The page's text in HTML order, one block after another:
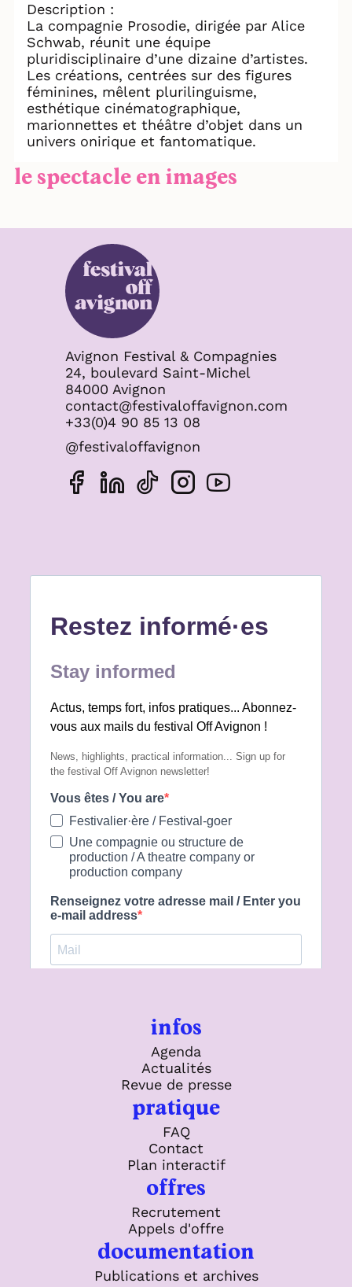
Description :
La compagnie Prosodie, dirigée par Alice
Schwab, réunit une équipe
pluridisciplinaire d’une dizaine d’artistes.
Les créations, centrées sur des figures
féminines, mêlent plurilinguisme,
esthétique cinématographique,
marionnettes et théâtre d’objet dans un
univers onirique et fantomatique.
le spectacle en images
Avignon Festival & Compagnies
24, boulevard Saint-Michel
84000 Avignon
contact@festivaloffavignon.com
+33(0)4 90 85 13 08
@festivaloffavignon
infos
Agenda
Actualités
Revue de presse
pratique
FAQ
Contact
Plan interactif
offres
Recrutement
Appels d'offre
documentation
Publications et archives